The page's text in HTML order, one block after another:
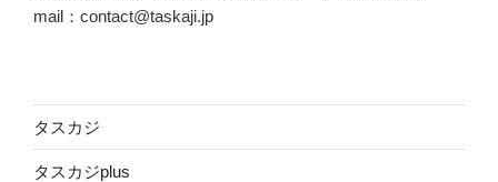
mail：contact@taskaji.jp
タスカジ
タスカジplus